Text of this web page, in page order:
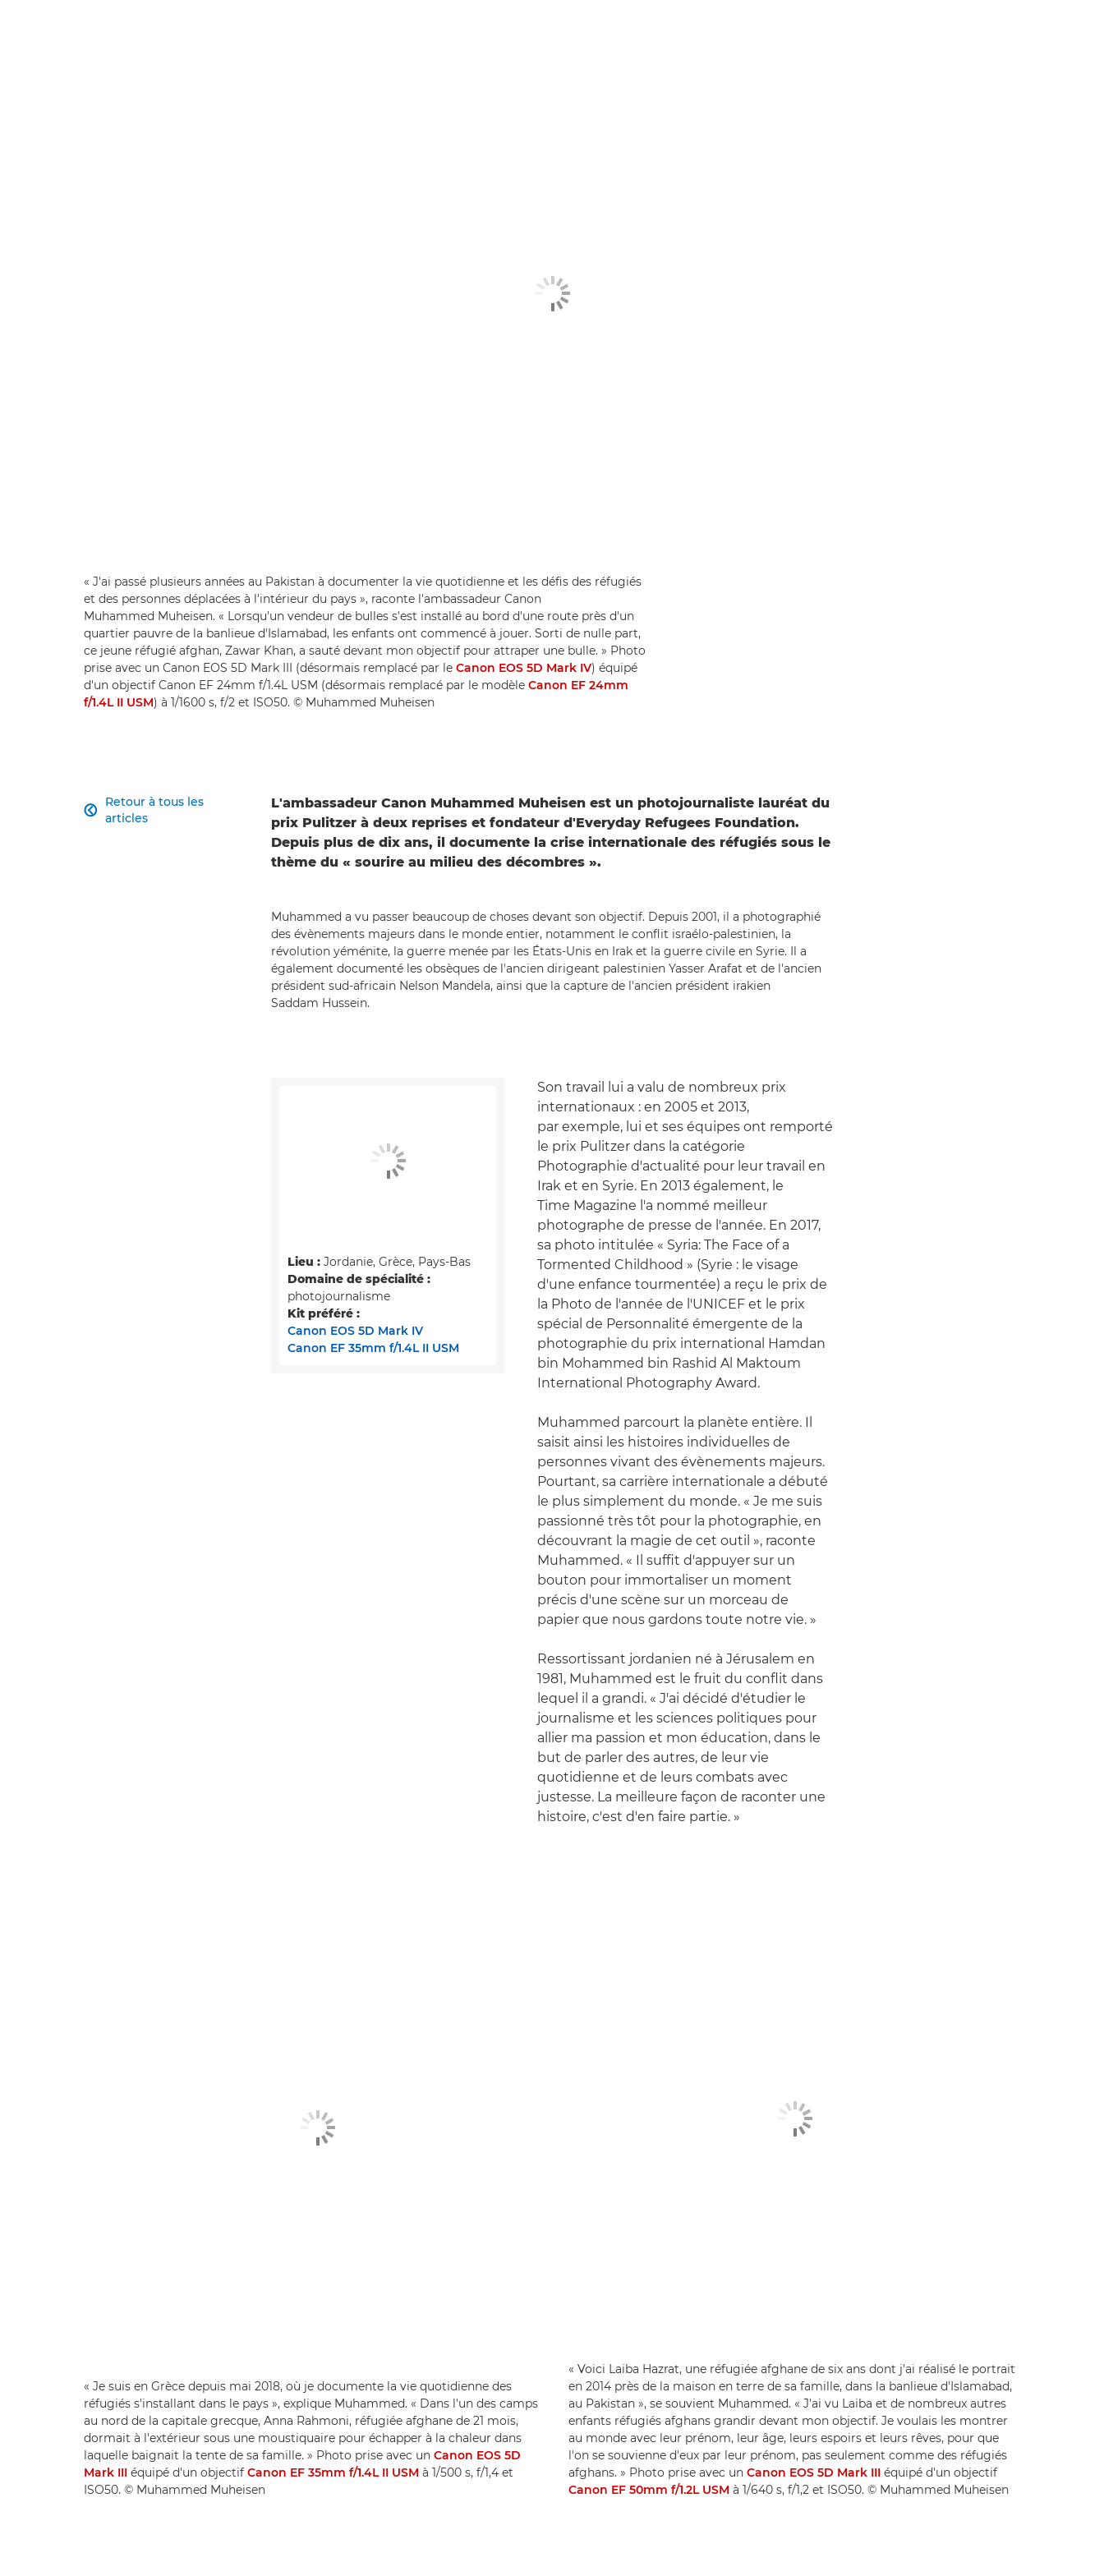
« J'ai passé plusieurs années au Pakistan à documenter la vie quotidienne et les défis des réfugiés
et des personnes déplacées à l'intérieur du pays », raconte l'ambassadeur Canon
Muhammed Muheisen. « Lorsqu'un vendeur de bulles s'est installé au bord d'une route près d'un
quartier pauvre de la banlieue d'Islamabad, les enfants ont commencé à jouer. Sorti de nulle part,
ce jeune réfugié afghan, Zawar Khan, a sauté devant mon objectif pour attraper une bulle. » Photo
prise avec un Canon EOS 5D Mark III (désormais remplacé par le Canon EOS 5D Mark IV) équipé
d'un objectif Canon EF 24mm f/1.4L USM (désormais remplacé par le modèle Canon EF 24mm
f/1.4L II USM) à 1/1600 s, f/2 et ISO50. © Muhammed Muheisen
Retour à tous les
articles

L'ambassadeur Canon Muhammed Muheisen est un photojournaliste lauréat du
prix Pulitzer à deux reprises et fondateur d'Everyday Refugees Foundation.
Depuis plus de dix ans, il documente la crise internationale des réfugiés sous le
thème du « sourire au milieu des décombres ».
Muhammed a vu passer beaucoup de choses devant son objectif. Depuis 2001, il a photographié
des évènements majeurs dans le monde entier, notamment le conflit israélo-palestinien, la
révolution yéménite, la guerre menée par les États-Unis en Irak et la guerre civile en Syrie. Il a
également documenté les obsèques de l'ancien dirigeant palestinien Yasser Arafat et de l'ancien
président sud-africain Nelson Mandela, ainsi que la capture de l'ancien président irakien
Saddam Hussein.
Son travail lui a valu de nombreux prix
internationaux : en 2005 et 2013,
par exemple, lui et ses équipes ont remporté
le prix Pulitzer dans la catégorie
Photographie d'actualité pour leur travail en
Irak et en Syrie. En 2013 également, le
Time Magazine l'a nommé meilleur
photographe de presse de l'année. En 2017,
sa photo intitulée « Syria: The Face of a
Tormented Childhood » (Syrie : le visage
d'une enfance tourmentée) a reçu le prix de
la Photo de l'année de l'UNICEF et le prix
spécial de Personnalité émergente de la
photographie du prix international Hamdan
bin Mohammed bin Rashid Al Maktoum
International Photography Award.
Muhammed parcourt la planète entière. Il
saisit ainsi les histoires individuelles de
personnes vivant des évènements majeurs.
Pourtant, sa carrière internationale a débuté
le plus simplement du monde. « Je me suis
passionné très tôt pour la photographie, en
découvrant la magie de cet outil », raconte
Muhammed. « Il suffit d'appuyer sur un
bouton pour immortaliser un moment
précis d'une scène sur un morceau de
papier que nous gardons toute notre vie. »
Ressortissant jordanien né à Jérusalem en
1981, Muhammed est le fruit du conflit dans
lequel il a grandi. « J'ai décidé d'étudier le
journalisme et les sciences politiques pour
allier ma passion et mon éducation, dans le
but de parler des autres, de leur vie
quotidienne et de leurs combats avec
justesse. La meilleure façon de raconter une
histoire, c'est d'en faire partie. »
Lieu : Jordanie, Grèce, Pays-Bas
Domaine de spécialité :
photojournalisme
Kit préféré :
Canon EOS 5D Mark IV
Canon EF 35mm f/1.4L II USM
« Je suis en Grèce depuis mai 2018, où je documente la vie quotidienne des
réfugiés s'installant dans le pays », explique Muhammed. « Dans l'un des camps
au nord de la capitale grecque, Anna Rahmoni, réfugiée afghane de 21 mois,
dormait à l'extérieur sous une moustiquaire pour échapper à la chaleur dans
laquelle baignait la tente de sa famille. » Photo prise avec un Canon EOS 5D
Mark III équipé d'un objectif Canon EF 35mm f/1.4L II USM à 1/500 s, f/1,4 et
ISO50. © Muhammed Muheisen
« Voici Laiba Hazrat, une réfugiée afghane de six ans dont j'ai réalisé le portrait
en 2014 près de la maison en terre de sa famille, dans la banlieue d'Islamabad,
au Pakistan », se souvient Muhammed. « J'ai vu Laiba et de nombreux autres
enfants réfugiés afghans grandir devant mon objectif. Je voulais les montrer
au monde avec leur prénom, leur âge, leurs espoirs et leurs rêves, pour que
l'on se souvienne d'eux par leur prénom, pas seulement comme des réfugiés
afghans. » Photo prise avec unCanon EOS 5D Mark III équipé d'un objectif
Canon EF 50mm f/1.2L USM à 1/640 s, f/1,2 et ISO50. © Muhammed Muheisen